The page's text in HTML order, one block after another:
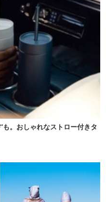
。おしゃれなストロー付きタ